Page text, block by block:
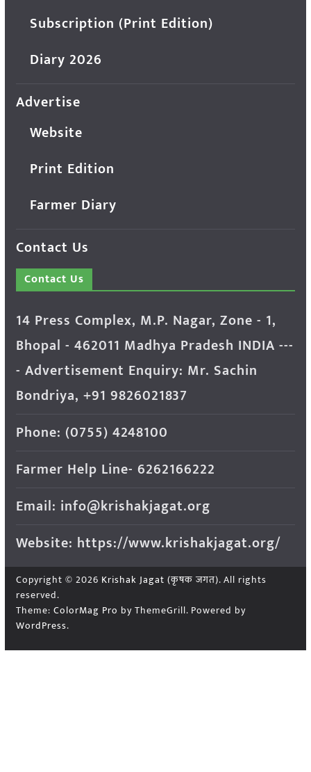
Subscription (Print Edition)
Diary 2026
Advertise
Website
Print Edition
Farmer Diary
Contact Us
Contact Us
14 Press Complex, M.P. Nagar, Zone - 1,
Bhopal - 462011 Madhya Pradesh INDIA ---
- Advertisement Enquiry: Mr. Sachin
Bondriya, +91 9826021837
Phone: (0755) 4248100
Farmer Help Line- 6262166222
Email: info@krishakjagat.org
Website: https://www.krishakjagat.org/
Copyright © 2026 Krishak Jagat (कृषक जगत). All rights
reserved.
Theme: ColorMag Pro by ThemeGrill. Powered by
WordPress.